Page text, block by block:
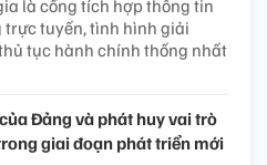
là cổng tích hợp thông tin
tuyến, tình hình giải
tục hành chính thống nhất
Đảng và phát huy vai trò
giai đoạn phát triển mới